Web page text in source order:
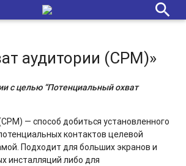
search
аудитории (CPM)»
с целью “Потенциальный охват
— способ добиться установленного
контактов целевой
Подходит для больших экранов и
инсталляций либо для